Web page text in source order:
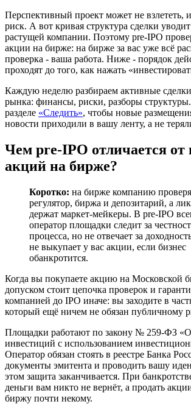
Перспективный проект может не взлететь,
риск. А вот кривая структура сделки
растущей компании. Поэтому pre-IPO
акции на бирже: на бирже за вас уже всё
проверка - ваша работа. Ниже - порядок
проходят до того, как нажать
Каждую неделю разбираем активные
рынка: финансы, риски, разборы
разделе «Следить», чтобы новые
новости приходили в вашу ленту, а не
Чем pre-IPO отличается от
акций на бирже?
Коротко: на бирже компанию
регулятор, биржа и депозитарий, а
держат маркет-мейкеры. В pre-IPO
оператор площадки следит за
процесса, но не отвечает за
не выкупает у вас акции, если бизнес
обанкротится.
Когда вы покупаете акцию на Московской
допуском стоит цепочка проверок и
компанией до IPO иначе: вы заходите в
который ещё ничем не обязан публичному
Площадки работают по закону № 259-ФЗ
инвестиций с использованием
Оператор обязан стоять в реестре Банка
документы эмитента и проводить вашу
этом защита заканчивается. При
деньги вам никто не вернёт, а продать
биржу почти некому.